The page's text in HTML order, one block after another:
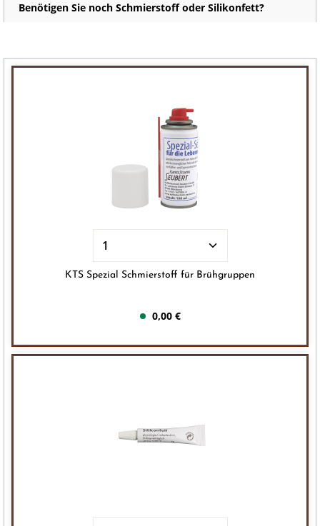
Benötigen Sie noch Schmierstoff oder Silikonfett?
KTS Spezial Schmierstoff für Brühgruppen
0,00 €